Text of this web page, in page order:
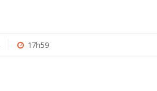
17h59